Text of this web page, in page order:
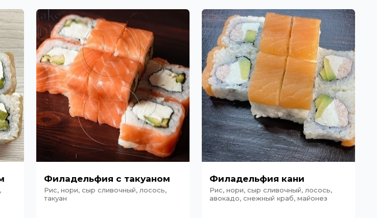
Филадельфия с такуаном
Рис, нори, сыр сливочный, лосось,
такуан
Филадельфия кани
Рис, нори, сыр сливочный, лосось,
авокадо, снежный краб, майонез